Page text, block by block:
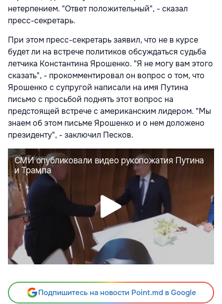
нетерпением. "Ответ положительный", - сказал
пресс-секретарь.
При этом пресс-секретарь заявил, что не в курсе
будет ли на встрече политиков обсуждаться судьба
летчика Константина Ярошенко. "Я не могу вам этого
сказать", - прокомментировал он вопрос о том, что
Ярошенко с супругой написали на имя Путина
письмо с просьбой поднять этот вопрос на
предстоящей встрече с американским лидером. "Мы
знаем об этом письме Ярошенко и о нем доложено
президенту", - заключил Песков.
Подпишитесь на новости Point.md в Google